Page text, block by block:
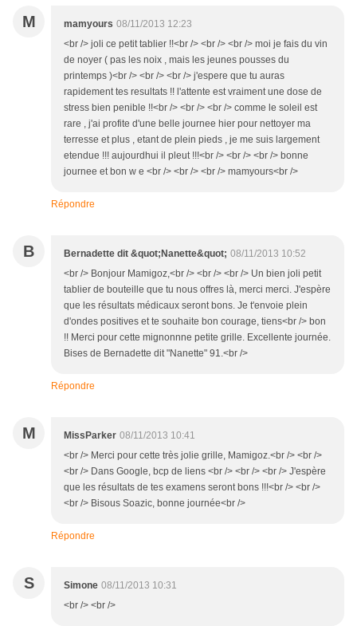
M mamyours 08/11/2013 12:23
<br /> joli ce petit tablier !!<br /> <br /> <br /> moi je fais du vin
de noyer ( pas les noix , mais les jeunes pousses du
printemps )<br /> <br /> <br /> j'espere que tu auras
rapidement tes resultats !! l'attente est vraiment une dose de
stress bien penible !!<br /> <br /> <br /> comme le soleil est
rare , j'ai profite d'une belle journee hier pour nettoyer ma
terresse et plus , etant de plein pieds , je me suis largement
etendue !!! aujourdhui il pleut !!!<br /> <br /> <br /> bonne
journee et bon w e <br /> <br /> <br /> mamyours<br />
Répondre
B Bernadette dit &quot;Nanette&quot; 08/11/2013 10:52
<br /> Bonjour Mamigoz,<br /> <br /> <br /> Un bien joli petit
tablier de bouteille que tu nous offres là, merci merci. J'espère
que les résultats médicaux seront bons. Je t'envoie plein
d'ondes positives et te souhaite bon courage, tiens<br /> bon
!! Merci pour cette mignonnne petite grille. Excellente journée.
Bises de Bernadette dit "Nanette" 91.<br />
Répondre
M MissParker 08/11/2013 10:41
<br /> Merci pour cette très jolie grille, Mamigoz.<br /> <br />
<br /> Dans Google, bcp de liens <br /> <br /> <br /> J'espère
que les résultats de tes examens seront bons !!!<br /> <br />
<br /> Bisous Soazic, bonne journée<br />
Répondre
S Simone 08/11/2013 10:31
<br /> <br />